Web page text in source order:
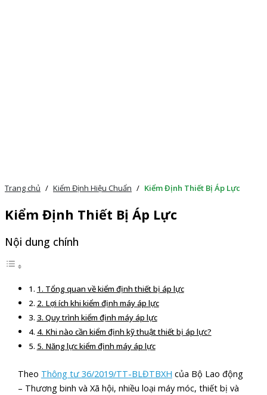
Trang chủ / Kiểm Định Hiệu Chuẩn / Kiểm Định Thiết Bị Áp Lực
Kiểm Định Thiết Bị Áp Lực
Nội dung chính
1. Tổng quan về kiểm định thiết bị áp lực
2. Lợi ích khi kiểm định máy áp lực
3. Quy trình kiểm định máy áp lực
4. Khi nào cần kiểm định kỹ thuật thiết bị áp lực?
5. Năng lực kiểm định máy áp lực
Theo Thông tư 36/2019/TT-BLĐTBXH của Bộ Lao động
– Thương binh và Xã hội, nhiều loại máy móc, thiết bị và